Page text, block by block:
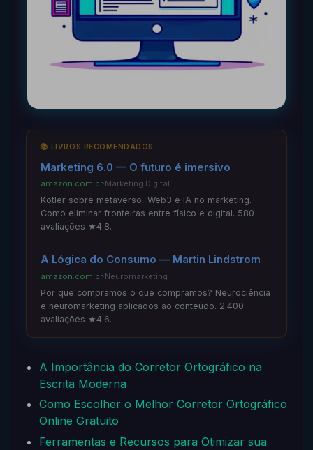
📚 LIVROS RECOMENDADOS
Marketing 6.0 — O futuro é imersivo
amazon.com.br·Marketing Digital
Kotler sobre metaverso, Web3 e IA no marketing.
Como eliminar fronteiras entre físico e digital. 580
avaliações ★4.8.
A Lógica do Consumo — Martin Lindstrom
amazon.com.br·Neuromarketing
Por que compramos o que compramos? Neurociência
e neuromarketing aplicados ao conteúdo. 2.400
avaliações ★4.6.
A Importância do Corretor Ortográfico na
Escrita Moderna
Como Escolher o Melhor Corretor Ortográfico
Online Gratuito
Ferramentas e Recursos para Otimizar sua